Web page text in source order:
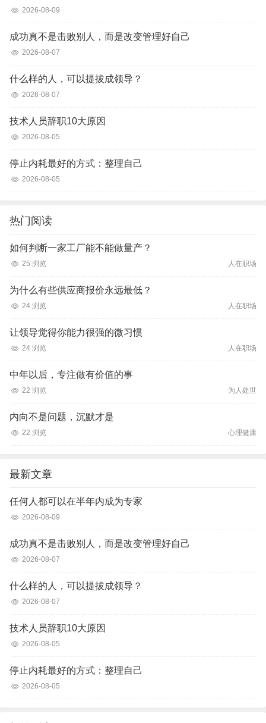
2026-08-09
成功真不是击败别人，而是改变管理好自己
2026-08-07
什么样的人，可以提拔成领导？
2026-08-07
技术人员辞职10大原因
2026-08-05
停止内耗最好的方式：整理自己
2026-08-05
热门阅读
如何判断一家工厂能不能做量产？
25 浏览 人在职场
为什么有些供应商报价永远最低？
24 浏览 人在职场
让领导觉得你能力很强的微习惯
24 浏览 人在职场
中年以后，专注做有价值的事
22 浏览 为人处世
内向不是问题，沉默才是
22 浏览 心理健康
最新文章
任何人都可以在半年内成为专家
2026-08-09
成功真不是击败别人，而是改变管理好自己
2026-08-07
什么样的人，可以提拔成领导？
2026-08-07
技术人员辞职10大原因
2026-08-05
停止内耗最好的方式：整理自己
2026-08-05